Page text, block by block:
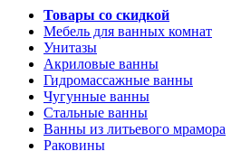
Товары со скидкой
Мебель для ванных комнат
Унитазы
Акриловые ванны
Гидромассажные ванны
Чугунные ванны
Стальные ванны
Ванны из литьевого мрамора
Раковины